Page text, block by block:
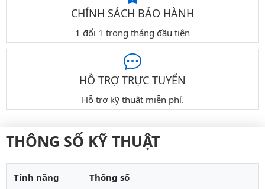
CHÍNH SÁCH BẢO HÀNH
1 đổi 1 trong tháng đầu tiên
HỖ TRỢ TRỰC TUYẾN
Hỗ trợ kỹ thuật miễn phí.
THÔNG SỐ KỸ THUẬT
Tính năng Thông số